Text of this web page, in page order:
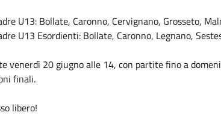
U13: Bollate, Caronno, Cervignano, Grosseto,
U13 Esordienti: Bollate, Caronno, Legnano,
venerdì 20 giugno alle 14, con partite fino a
finali.
libero!